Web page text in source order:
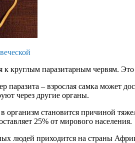
к круглым паразитарным червям.
паразита – взрослая самка может
через другие органы.
организм становится причиной
25% от мирового населения.
людей приходится на страны